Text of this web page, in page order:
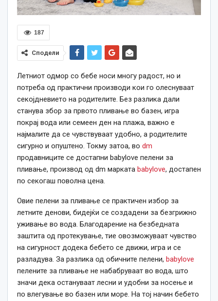
187
Сподели
Летниот одмор со бебе носи многу радост, но и
потреба од практични производи кои го олеснуваат
секојдневието на родителите. Без разлика дали
станува збор за првото пливање во базен, игра
покрај вода или семеен ден на плажа, важно е
најмалите да се чувствуваат удобно, а родителите
сигурно и опуштено. Токму затоа, во dm
продавниците се достапни babylove пелени за
пливање, производ од dm марката babylove, достапен
по секогаш поволна цена.
Овие пелени за пливање се практичен избор за
летните денови, бидејќи се создадени за безгрижно
уживање во вода. Благодарение на безбедната
заштита од протекување, тие овозможуваат чувство
на сигурност додека бебето се движи, игра и се
разладува. За разлика од обичните пелени, babylove
пелените за пливање не набабруваат во вода, што
значи дека остануваат лесни и удобни за носење и
по влегување во базен или море. На тој начин бебето